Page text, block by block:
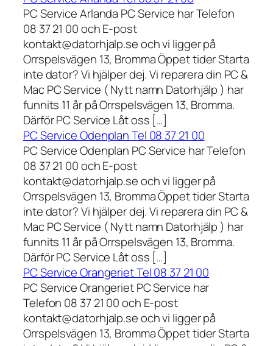
PC Service Arlanda PC Service har Telefon
08 37 21 00 och E-post
kontakt@datorhjalp.se och vi ligger på
Orrspelsvägen 13, Bromma Öppet tider Starta
inte dator? Vi hjälper dej. Vi reparera din PC &
Mac PC Service ( Nytt namn Datorhjälp ) har
funnits 11 år på Orrspelsvägen 13, Bromma.
Därför PC Service Låt oss […]
PC Service Odenplan Tel 08 37 21 00
PC Service Odenplan PC Service har Telefon
08 37 21 00 och E-post
kontakt@datorhjalp.se och vi ligger på
Orrspelsvägen 13, Bromma Öppet tider Starta
inte dator? Vi hjälper dej. Vi reparera din PC &
Mac PC Service ( Nytt namn Datorhjälp ) har
funnits 11 år på Orrspelsvägen 13, Bromma.
Därför PC Service Låt oss […]
PC Service Orangeriet Tel 08 37 21 00
PC Service Orangeriet PC Service har
Telefon 08 37 21 00 och E-post
kontakt@datorhjalp.se och vi ligger på
Orrspelsvägen 13, Bromma Öppet tider Starta